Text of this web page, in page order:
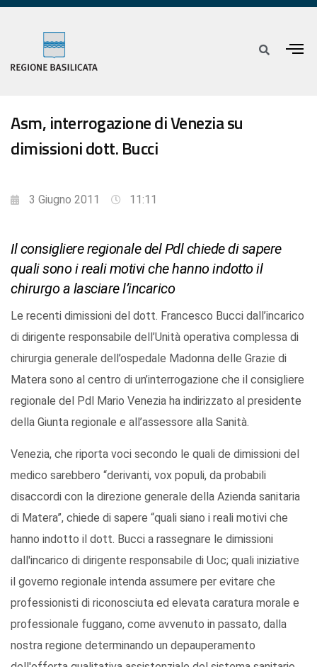
Asm, interrogazione di Venezia su
dimissioni dott. Bucci
3 Giugno 2011 11:11
Il consigliere regionale del Pdl chiede di sapere
quali sono i reali motivi che hanno indotto il
chirurgo a lasciare l’incarico
Le recenti dimissioni del dott. Francesco Bucci dall’incarico
di dirigente responsabile dell’Unità operativa complessa di
chirurgia generale dell’ospedale Madonna delle Grazie di
Matera sono al centro di un’interrogazione che il consigliere
regionale del Pdl Mario Venezia ha indirizzato al presidente
della Giunta regionale e all’assessore alla Sanità.
Venezia, che riporta voci secondo le quali de dimissioni del
medico sarebbero “derivanti, vox populi, da probabili
disaccordi con la direzione generale della Azienda sanitaria
di Matera”, chiede di sapere “quali siano i reali motivi che
hanno indotto il dott. Bucci a rassegnare le dimissioni
dall'incarico di dirigente responsabile di Uoc; quali iniziative
il governo regionale intenda assumere per evitare che
professionisti di riconosciuta ed elevata caratura morale e
professionale fuggano, come avvenuto in passato, dalla
nostra regione determinando un depauperamento